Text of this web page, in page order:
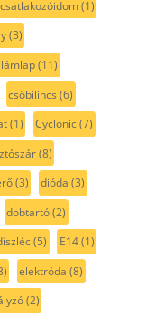
csatlakozóidom(1)
(3)
(11)
csőbilincs (6)
(1) Cyclonic(7)
(8)
(3) dióda (3)
dobtartó(2)
(5) E14(1)
elektróda (8)
(2)